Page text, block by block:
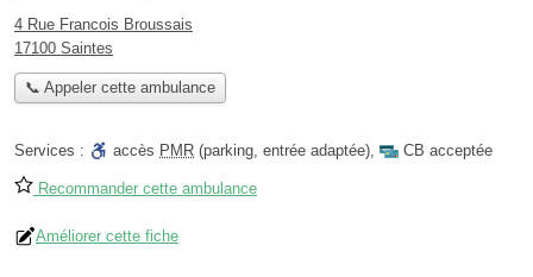
4 Rue Francois Broussais
17100 Saintes
📞 Appeler cette ambulance
Services : accès PMR (parking, entrée adaptée), CB acceptée
Recommander cette ambulance
Améliorer cette fiche